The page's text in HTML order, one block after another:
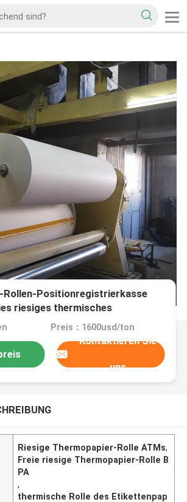
Rollen-Positionregistrierkasse
riesiges thermisches
Preis：1600usd/ton
Kontaktieren Sie
uns
Riesige Thermopapier-Rolle ATMs,
Freie riesige Thermopapier-Rolle B
PA
,
thermische Rolle des Etikettenpap